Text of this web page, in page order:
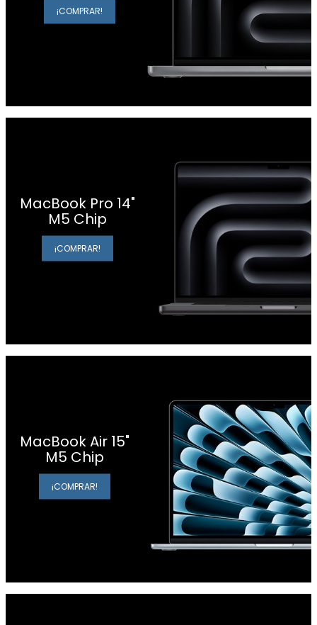
¡COMPRAR!
MacBook Pro 14"
M5 Chip
¡COMPRAR!
MacBook Air 15"
M5 Chip
¡COMPRAR!